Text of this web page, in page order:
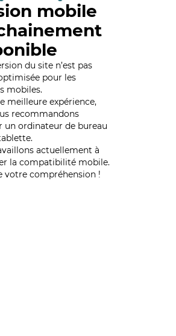
mobile
du site n’est pas
pour les
mobiles.
meilleure expérience,
recommandons
un ordinateur de bureau
actuellement à
la compatibilité mobile.
votre compréhension !